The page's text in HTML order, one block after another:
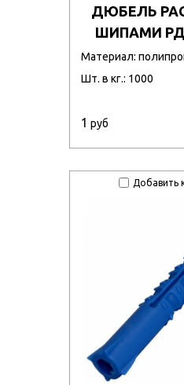
ДЮБЕЛЬ
ШИПАМИ
Материал:
Шт. в кг.: 1000
1 руб
Добавить